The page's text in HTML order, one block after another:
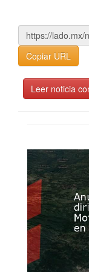
Copiar URL
Leer noticia